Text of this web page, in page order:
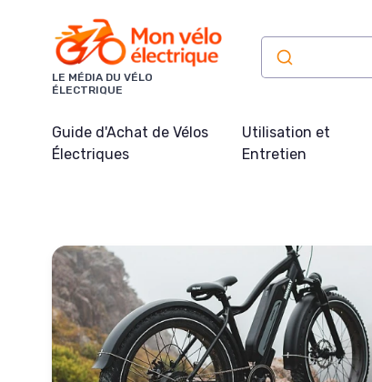
LE MÉDIA DU VÉLO
ÉLECTRIQUE
Guide d'Achat de Vélos
Électriques
Utilisation et
Entretien